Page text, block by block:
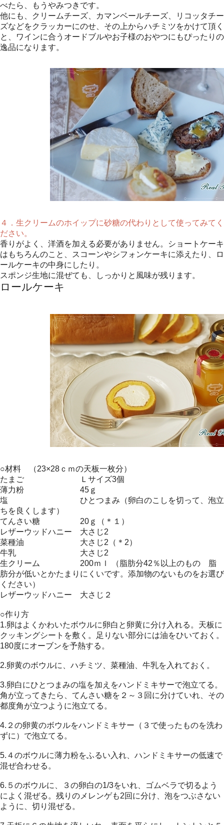
べたら、もうやみつきです。
他にも、クリームチーズ、カマンベールチーズ、リコッタチー
ズなどをクラッカーにのせ、その上からハチミツをかけて頂く
と、ワインに合うオードブルやお子様のおやつにもぴったりの
逸品になります。
４．生クリームのホイップに砂糖の代わりとして使ってみてく
ださい。
香りがよく、洋酒を加える必要がありません。ショートケーキ
はもちろんのこと、スコーンやシフォンケーキに添えたり、ロ
ールケーキの中身にしたり。
スポンジ生地に混ぜても、しっかりと風味が残ります。
ロールケーキ
○材料 （23×28ｃｍの天板一枚分）
たまご Ｌサイズ3個
薄力粉 45ｇ
塩 ひとつまみ（卵白のこしを切って、泡立
ちを良くします）
てんさい糖 20ｇ（＊１）
レザーウッドハニー 大さじ2
菜種油 大さじ2（＊2）
牛乳 大さじ2
生クリーム 200ｍｌ （脂肪分42％以上のもの 脂
肪分が低いとかたまりにくいです。添加物のないものをお選び
ください）
レザーウッドハニー 大さじ２
○作り方
1.卵はよくかわいたボウルに卵白と卵黄に分け入れる。天板に
クッキングシートを敷く。足りない部分には油をひいておく。
180度にオーブンを予熱する。
2.卵黄のボウルに、ハチミツ、菜種油、牛乳を入れておく。
3.卵白にひとつまみの塩を加えをハンドミキサーで泡立てる。
角が立ってきたら、てんさい糖を２～３回に分けていれ、その
都度角が立つように泡立てる。
4.２の卵黄のボウルをハンドミキサー（３で使ったものを洗わ
ずに）で泡立てる。
5.４のボウルに薄力粉をふるい入れ、ハンドミキサーの低速で
混ぜ合わせる。
6.５のボウルに、３の卵白の1/3をいれ、ゴムベラで切るよう
によく混ぜる。残りのメレンゲも2回に分け、泡をつぶさない
ように、切り混ぜる。